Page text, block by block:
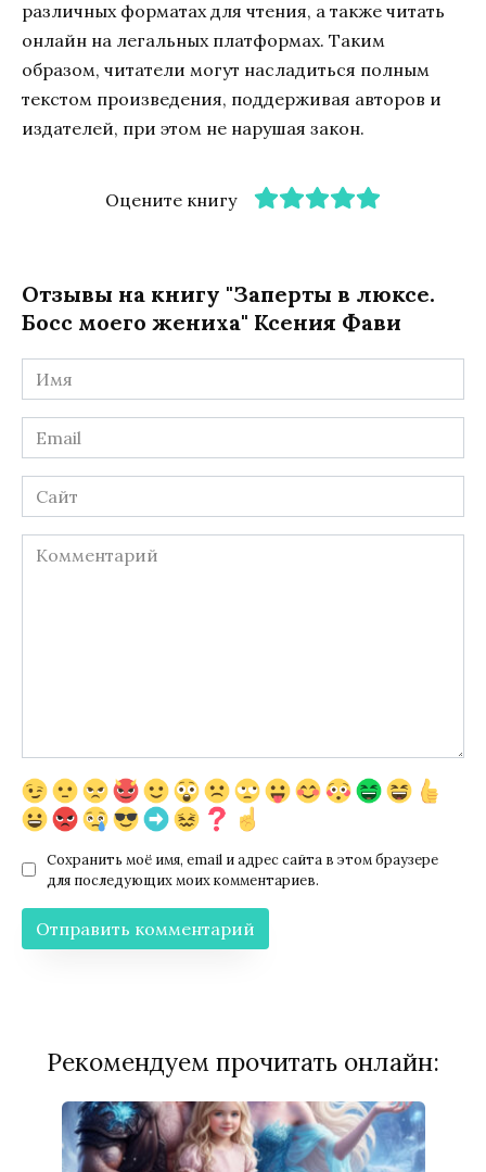
различных форматах для чтения, а также читать
онлайн на легальных платформах. Таким
образом, читатели могут насладиться полным
текстом произведения, поддерживая авторов и
издателей, при этом не нарушая закон.
Оцените книгу
Отзывы на книгу "Заперты в люксе.
Босс моего жениха" Ксения Фави
Имя
*
Email
*
Сайт
Комментарий
Сохранить моё имя, email и адрес сайта в этом браузере
для последующих моих комментариев.
Рекомендуем прочитать онлайн: